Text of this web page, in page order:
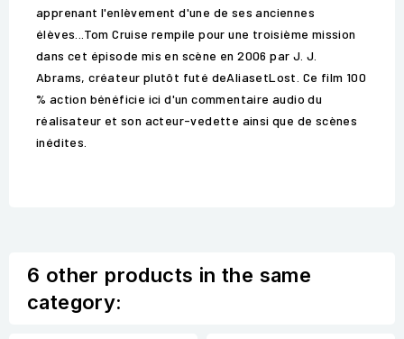
apprenant l'enlèvement d'une de ses anciennes
élèves...Tom Cruise rempile pour une troisième mission
dans cet épisode mis en scène en 2006 par J. J.
Abrams, créateur plutôt futé deAliasetLost. Ce film 100
% action bénéficie ici d'un commentaire audio du
réalisateur et son acteur-vedette ainsi que de scènes
inédites.
6 other products in the same
category: